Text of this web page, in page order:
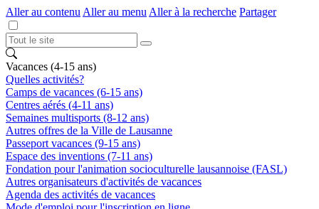
Aller au contenu Aller au menu Aller à la recherche Partager
Vacances (4-15 ans)
Quelles activités?
Camps de vacances (6-15 ans)
Centres aérés (4-11 ans)
Semaines multisports (8-12 ans)
Autres offres de la Ville de Lausanne
Passeport vacances (9-15 ans)
Espace des inventions (7-11 ans)
Fondation pour l'animation socioculturelle lausannoise (FASL)
Autres organisateurs d'activités de vacances
Agenda des activités de vacances